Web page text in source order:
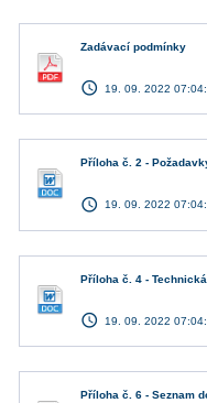
Zadávací podmínky
access_time 19. 09. 2022
Příloha č. 2 -
access_time 19. 09. 2022
Příloha č. 4 -
access_time 19. 09. 2022
Příloha č. 6 - Seznam